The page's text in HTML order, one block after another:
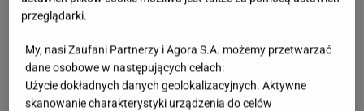
300 g mąki pszennej
100 g cukru
przeglądarki.
My, nasi Zaufani Partnerzy i Agora S.A. możemy przetwarzać
dane osobowe w następujących celach:
Użycie dokładnych danych geolokalizacyjnych. Aktywne
skanowanie charakterystyki urządzenia do celów